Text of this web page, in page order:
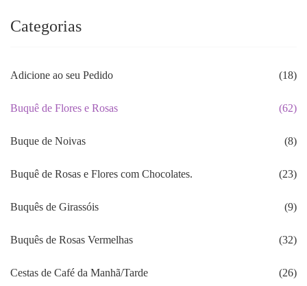
Categorias
Adicione ao seu Pedido (18)
Buquê de Flores e Rosas (62)
Buque de Noivas (8)
Buquê de Rosas e Flores com Chocolates. (23)
Buquês de Girassóis (9)
Buquês de Rosas Vermelhas (32)
Cestas de Café da Manhã/Tarde (26)